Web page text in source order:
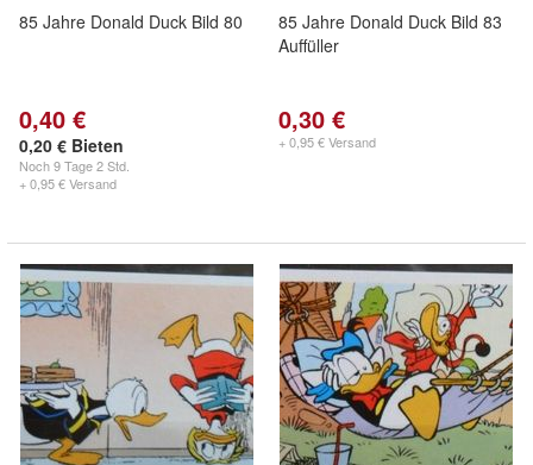
85 Jahre Donald Duck Bild 80
0,40 €
0,20 € Bieten
Noch9 Tage 2 Std.
+ 0,95 € Versand
85 Jahre Donald Duck Bild 83
Auffüller
0,30 €
+ 0,95 € Versand